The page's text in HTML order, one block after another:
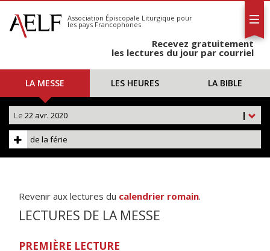
S'abonner
Calendrier
Association Épiscopale Liturgique pour
les pays Francophones
Recevez gratuitement
les lectures du jour par courriel
LA MESSE LES HEURES LA BIBLE
|
Le 22 avr. 2020
de la férie
Revenir aux lectures du calendrier romain.
LECTURES DE LA MESSE
PREMIÈRE LECTURE